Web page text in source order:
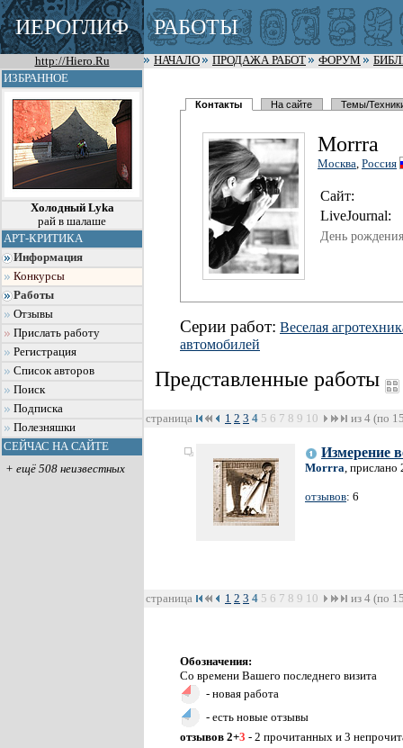
ИЕРОГЛИФ РАБОТЫ
http://Hiero.Ru НАЧАЛО ПРОДАЖА РАБОТ ФОРУМ
ИЗБРАННОЕ
Холодный Lyka
рай в шалаше
АРТ-КРИТИКА
Информация
Конкурсы
Работы
Отзывы
Прислать работу
Регистрация
Список авторов
Поиск
Подписка
Полезняшки
СЕЙЧАС НА САЙТЕ
+ ещё 508 неизвестных
Контакты На сайте Темы/
Morrra
Москва, Россия
Сайт:
LiveJournal:
День
Серии работ: Веселая
автомобилей
Представленные работы
страница 1 2 3 4 5 6 7 8 9 10 из 4 (по
Измерение
Morrra, прислано
отзывов: 6
страница 1 2 3 4 5 6 7 8 9 10 из 4 (по
Обозначения:
Со времени Вашего последнего визита
- новая работа
- есть новые отзывы
отзывов 2+3 - 2 прочитанных и 3